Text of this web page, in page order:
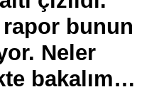
bunun
Neler
bakalım…